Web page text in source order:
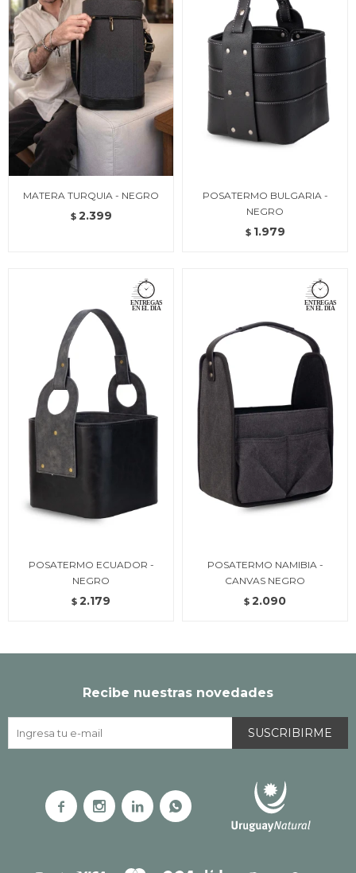
MATERA TURQUIA - NEGRO
$ 2.399
POSATERMO BULGARIA -
NEGRO
$ 1.979
POSATERMO ECUADOR -
NEGRO
$ 2.179
POSATERMO NAMIBIA -
CANVAS NEGRO
$ 2.090
Recibe nuestras novedades
SUSCRIBIRME
   